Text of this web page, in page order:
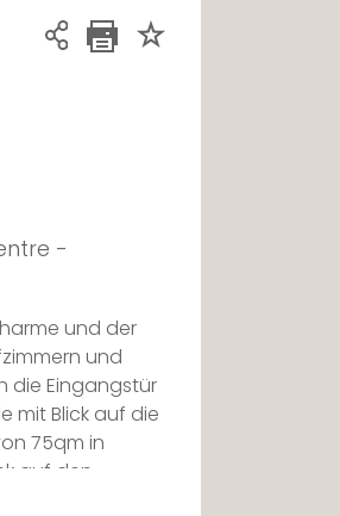
-
und der
und
die Eingangstür
mit Blick auf die
75qm in
auf den
Küche der